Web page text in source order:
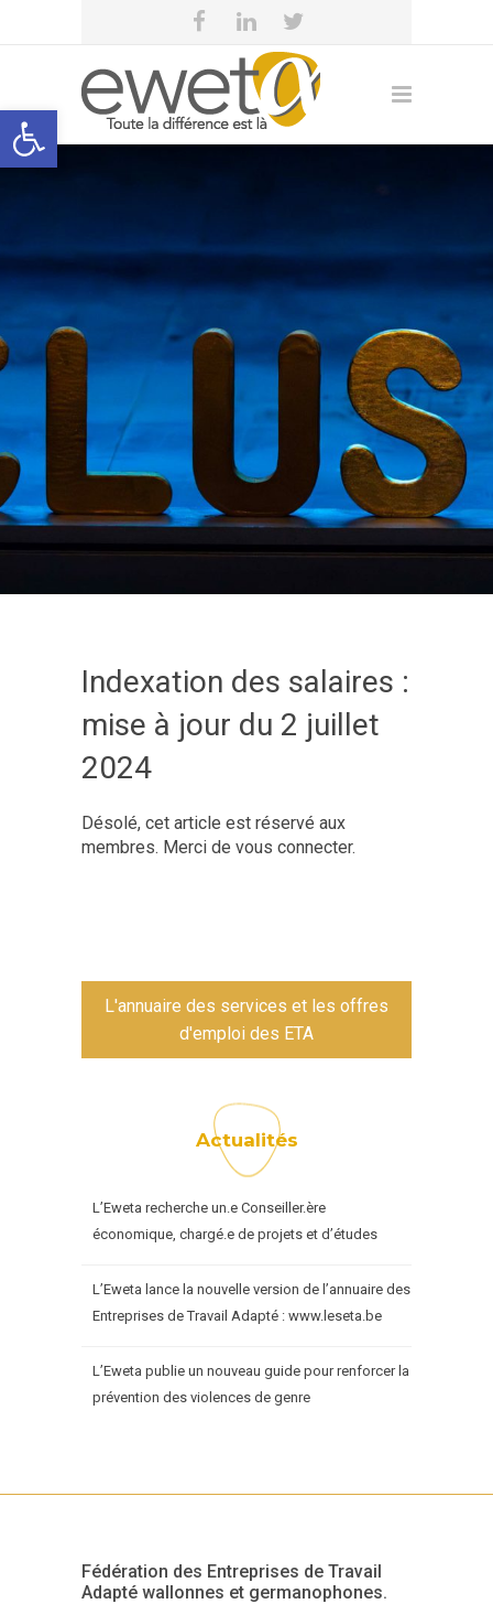
Open toolbar
eweta
Indexation des salaires :
mise à jour du 2 juillet
2024
Désolé, cet article est réservé aux
membres. Merci de vous connecter.
L'annuaire des services et les offres
d'emploi des ETA
Actualités
L’Eweta recherche un.e Conseiller.ère
économique, chargé.e de projets et d’études
L’Eweta lance la nouvelle version de l’annuaire des
Entreprises de Travail Adapté : www.leseta.be
L’Eweta publie un nouveau guide pour renforcer la
prévention des violences de genre
Fédération des Entreprises de Travail
Adapté wallonnes et germanophones.